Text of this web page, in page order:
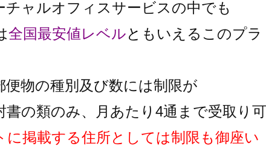
チャルオフィスサービスの中でも
全国最安値レベルと もいえるこのプラ
物の種別及び数には制限が
書の類のみ、月あたり4通まで受取り可
に掲載する住所としては制限も御座い